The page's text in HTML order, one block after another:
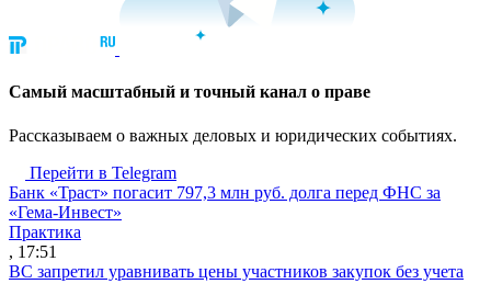
Cамый масштабный и точный канал о праве
Рассказываем о важных деловых и юридических событиях.
Перейти в Telegram
Банк «Траст» погасит 797,3 млн руб. долга перед ФНС за
«Гема-Инвест»
Практика
, 17:51
ВС запретил уравнивать цены участников закупок без учета